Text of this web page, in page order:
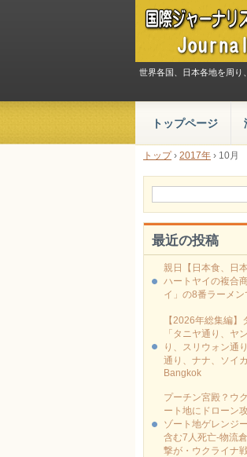
世界各国、日本各地を周り
トップページ
トップ› 2017年 › 10月
最近の投稿
親日【日本食、日
ハートヤイの複合
イ」の8番ラーメン
【2026年総集編
「タニヤ通り、ヤ
り、スリウォン通
通り、ナナ、ソイ
Bangkok
プーチン宮殿？ウ
ート地にドローン
ゾート地ゲレンジ
含む7人死亡-物流
撃が・ウクライナ